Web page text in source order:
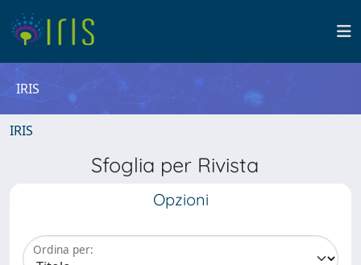
IRIS
IRIS
Sfoglia per Rivista
Opzioni
Ordina per: